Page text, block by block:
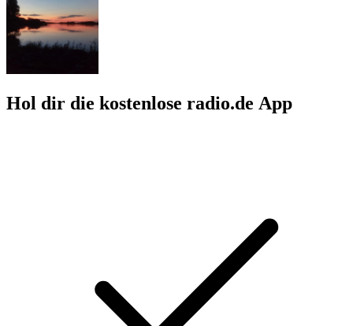
Hol dir die kostenlose radio.de App